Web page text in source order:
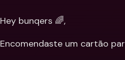
Hey bunqers 🌈,
Encomendaste um cartão